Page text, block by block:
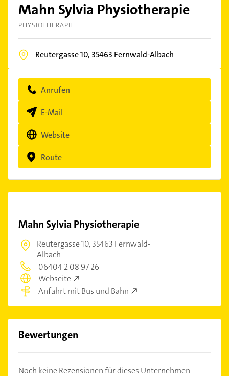
Mahn Sylvia Physiotherapie
PHYSIOTHERAPIE
Reutergasse 10, 35463 Fernwald-Albach
Anrufen
E-Mail
Website
Route
Mahn Sylvia Physiotherapie
Reutergasse 10,35463 Fernwald-
Albach
06404 2 08 97 26
Webseite
Anfahrt mit Bus und Bahn
Bewertungen
Noch keine Rezensionen für dieses Unternehmen